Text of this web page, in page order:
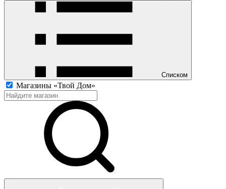
Списком
Магазины «Твой Дом»